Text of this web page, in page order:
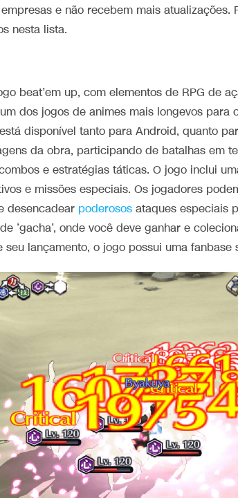
e não recebem mais atualizações.
nesta lista.
beat’em up, com elementos de RPG de
dos jogos de animes mais longevos para
disponível tanto para Android, quanto
da obra, participando de batalhas em
e estratégias táticas. O jogo inclui
e missões especiais. Os jogadores
desencadear poderosos ataques especiais
‘gacha’, onde você deve ganhar e
lançamento, o jogo possui uma fanbase